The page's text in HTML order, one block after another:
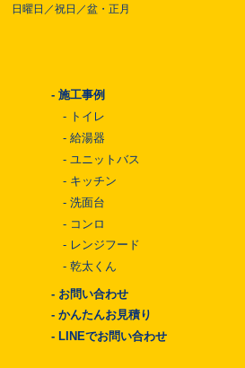
日曜日／祝日／盆・正月
-施工事例
- トイレ
-給湯器
- ユニットバス
- キッチン
-洗面台
- コンロ
- レンジフード
-乾太くん
- お問い合わせ
-かんたんお見積り
- LINEでお問い合わせ